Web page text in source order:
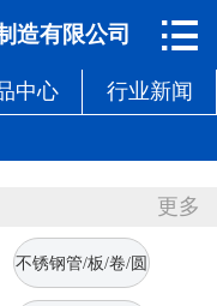
 网站首页
公司简介
销售网络
造有限公司 
中心
行业新闻
更多
不锈钢管/板/卷/圆